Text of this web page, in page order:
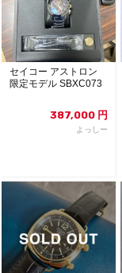
セイコー アストロン
限定モデル SBXC073
387,000 円
よっしー